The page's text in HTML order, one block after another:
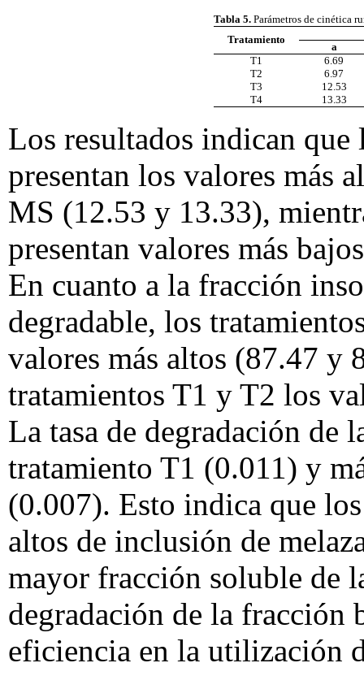
Tabla 5.Parámetros de cinética
Tratamiento
a
T1
6.69
T2
6.97
T3
12.53
T4
13.33
Los resultados indican
presentan los valores más
MS (12.53 y 13.33),
presentan valores más
En cuanto a la fracción
degradable, los
valores más altos (87.47 y
tratamientos T1 y T2 los
La tasa de degradación de
tratamiento T1 (0.011) y
(0.007). Esto indica que
altos de inclusión de
mayor fracción soluble de
degradación de la fracción
eficiencia en la utilización